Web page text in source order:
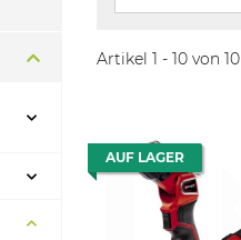
Artikel 1 - 10 von 10
AUF LAGER